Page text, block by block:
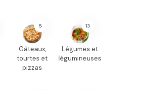
5
Gâteaux,
tourtes et
pizzas
13
Légumes et
légumineuses